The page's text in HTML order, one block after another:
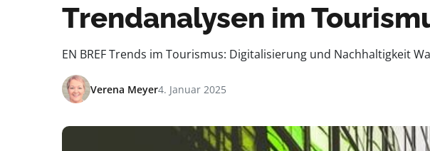
Trendanalysen im
EN BREF Trends im Tourismus: Digitalisierung und Nachhaltigkeit
Verena Meyer4. Januar 2025